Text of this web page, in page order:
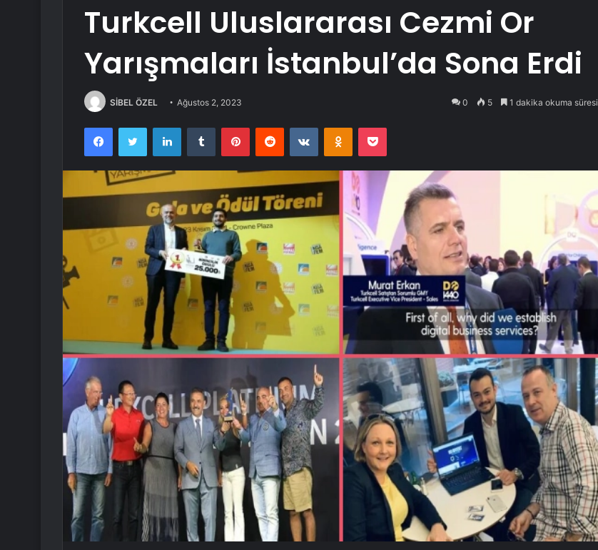
Turkcell Uluslararası Cezmi Or
Yarışmaları İstanbul’da Sona Erdi
SİBEL ÖZEL Ağustos 2, 2023 0 5 1 dakika okuma süresi
FacebookTwitter LinkedInTumblr PinterestReddit VKontakteOdnoklassniki
Pocket